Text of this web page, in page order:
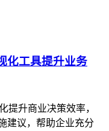
化工具提升业务
提升商业决策效率，
建议，帮助企业充分